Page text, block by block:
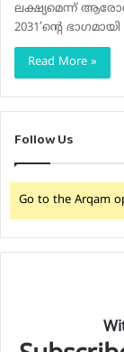
ലക്ഷ്യമെന്ന്
2031’ന്റെ
Read More »
Follow Us
Go to the Arqam